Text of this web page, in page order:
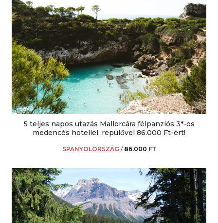
5 teljes napos utazás Mallorcára félpanziós 3*-os
medencés hotellel, repülővel 86.000 Ft-ért!
SPANYOLORSZÁG / 86.000 FT